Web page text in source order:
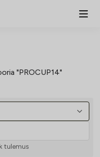
"PROCUP14"
tulemus